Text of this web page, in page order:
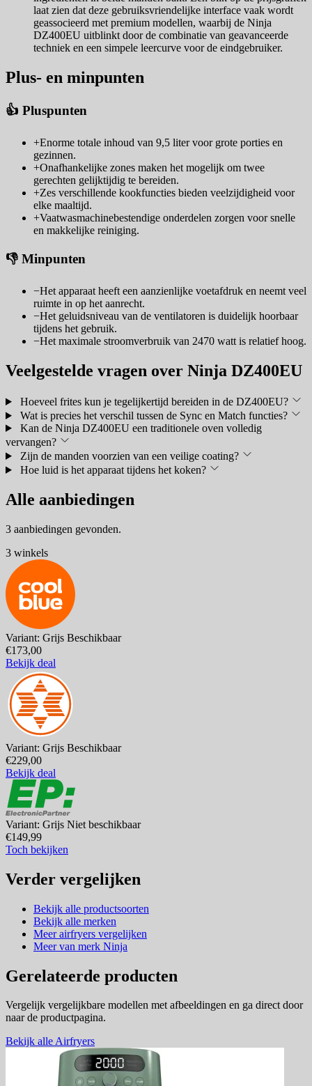
laat zien dat deze gebruiksvriendelijke interface vaak wordt
geassocieerd met premium modellen, waarbij de Ninja
DZ400EU uitblinkt door de combinatie van geavanceerde
techniek en een simpele leercurve voor de eindgebruiker.
Plus- en minpunten
👍 Pluspunten
+Enorme totale inhoud van 9,5 liter voor grote porties en
gezinnen.
+Onafhankelijke zones maken het mogelijk om twee
gerechten gelijktijdig te bereiden.
+Zes verschillende kookfuncties bieden veelzijdigheid voor
elke maaltijd.
+Vaatwasmachinebestendige onderdelen zorgen voor snelle
en makkelijke reiniging.
👎 Minpunten
−Het apparaat heeft een aanzienlijke voetafdruk en neemt veel
ruimte in op het aanrecht.
−Het geluidsniveau van de ventilatoren is duidelijk hoorbaar
tijdens het gebruik.
−Het maximale stroomverbruik van 2470 watt is relatief hoog.
Veelgestelde vragen over Ninja DZ400EU
Hoeveel frites kun je tegelijkertijd bereiden in de DZ400EU?
Wat is precies het verschil tussen de Sync en Match functies?
Kan de Ninja DZ400EU een traditionele oven volledig
vervangen?
Zijn de manden voorzien van een veilige coating?
Hoe luid is het apparaat tijdens het koken?
Alle aanbiedingen
3 aanbiedingen gevonden.
3 winkels
Variant: Grijs Beschikbaar
€173,00
Bekijk deal
Variant: Grijs Beschikbaar
€229,00
Bekijk deal
Variant: Grijs Niet beschikbaar
€149,99
Toch bekijken
Verder vergelijken
Bekijk alle productsoorten
Bekijk alle merken
Meer airfryers vergelijken
Meer van merk Ninja
Gerelateerde producten
Vergelijk vergelijkbare modellen met afbeeldingen en ga direct door
naar de productpagina.
Bekijk alle Airfryers